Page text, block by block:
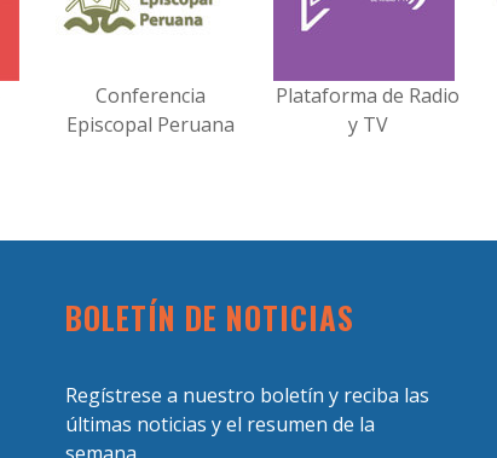
Conferencia
Episcopal Peruana
Plataforma de Radio
y TV
BOLETÍN DE NOTICIAS
Regístrese a nuestro boletín y reciba las
últimas noticias y el resumen de la
semana.